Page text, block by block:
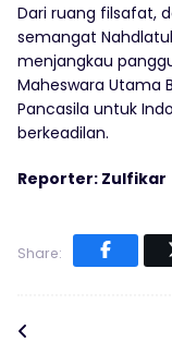
Dari ruang filsafat,
semangat
menjangkau
Maheswara Utama
Pancasila untuk
berkeadilan.
Reporter: Zulfikar
Share: